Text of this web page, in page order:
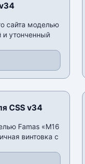
сайта моделью
и утонченный
CSS v34
Famas «M16
винтовка с